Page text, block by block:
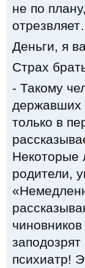
не по
Деньги, я
Страх
- Такому
державших
только в
Некоторые
родители,
психиатр!